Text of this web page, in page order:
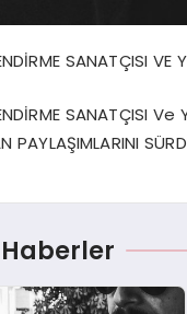
SANATÇISI VE
SANATÇISI
PAYLAŞIMLARINI